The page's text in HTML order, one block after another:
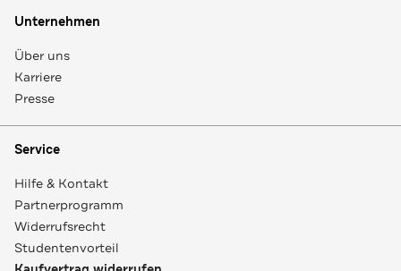
Unternehmen
Über uns
Karriere
Presse
Service
Hilfe & Kontakt
Partnerprogramm
Widerrufsrecht
Studentenvorteil